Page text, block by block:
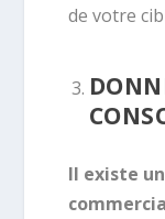
de votre
Il existe